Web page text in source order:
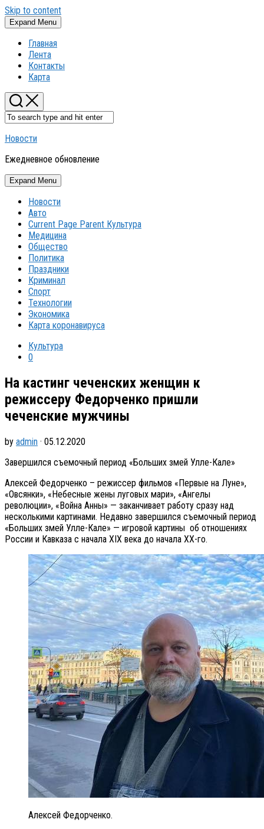
Skip to content
Expand Menu
Главная
Лента
Контакты
Карта
Новости
Ежедневное обновление
Expand Menu
Новости
Авто
Current Page Parent Культура
Медицина
Общество
Политика
Праздники
Криминал
Спорт
Технологии
Экономика
Карта коронавируса
Культура
0
На кастинг чеченских женщин к
режиссеру Федорченко пришли
чеченские мужчины
by admin · 05.12.2020
Завершился съемочный период «Больших змей Улле-Кале»
Алексей Федорченко – режиссер фильмов «Первые на Луне»,
«Овсянки», «Небесные жены луговых мари», «Ангелы
революции», «Война Анны» — заканчивает работу сразу над
несколькими картинами. Недавно завершился съемочный период
«Больших змей Улле-Кале» — игровой картины об отношениях
России и Кавказа с начала XIX века до начала XX-го.
Алексей Федорченко.